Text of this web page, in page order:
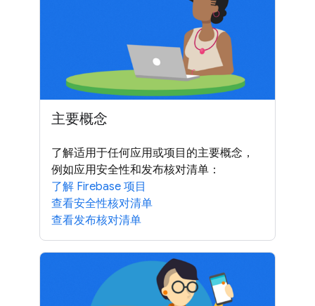
主要概念
了解适用于任何应用或项目的主要概念，
例如应用安全性和发布核对清单：
了解 Firebase 项目
查看安全性核对清单
查看发布核对清单